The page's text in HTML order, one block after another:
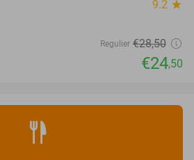
9.2 star
Regulier €28,50
€24,50